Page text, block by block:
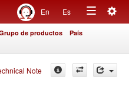
En Es
Toggle
de productos País
Note